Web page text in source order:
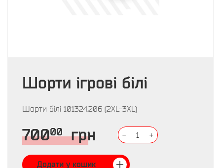
Шорти ігрові білі
Шорти білі 101324.206 (2XL-3XL)
70000 грн - 1 +
Додати у кошик